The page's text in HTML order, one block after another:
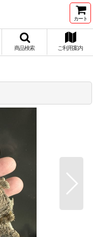
カート
商品検索 ご利用案内